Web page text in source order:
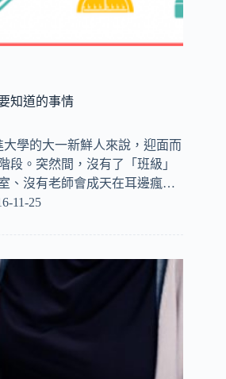
知道的事情
學的大一新鮮人來說，迎面而
段。突然間，沒有了「班級」
、沒有老師會成天在耳邊瘋…
11-25